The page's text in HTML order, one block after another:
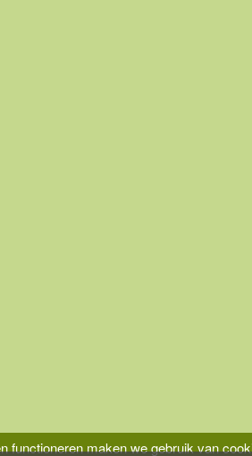
functioneren maken we gebruik van